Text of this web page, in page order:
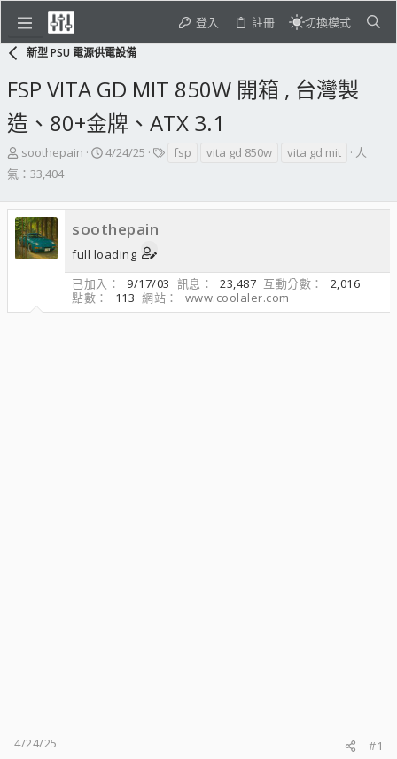
登入 註冊 切換模式
新型 PSU 電源供電設備
FSP VITA GD MIT 850W 開箱 , 台灣製
造、80+金牌、ATX 3.1
主
題
起
人
soothepain
開
期
4/24/25
標fsp vita gd 850w vita gd mit
人
氣：33,404
soothepain
full loading
已加入
9/17/03 訊息 23,487 互動分數
2,016
點數
113 網站 www.coolaler.com
4/24/25 #1